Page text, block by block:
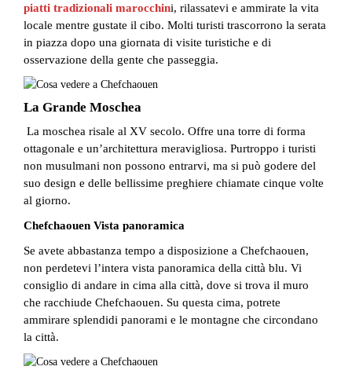
piatti tradizionali marocchini, rilassatevi e ammirate la vita
locale mentre gustate il cibo. Molti turisti trascorrono la serata
in piazza dopo una giornata di visite turistiche e di
osservazione della gente che passeggia.
La Grande Moschea
La moschea risale al XV secolo. Offre una torre di forma
ottagonale e un’architettura meravigliosa. Purtroppo i turisti
non musulmani non possono entrarvi, ma si può godere del
suo design e delle bellissime preghiere chiamate cinque volte
al giorno.
Chefchaouen Vista panoramica
Se avete abbastanza tempo a disposizione a Chefchaouen,
non perdetevi l’intera vista panoramica della città blu. Vi
consiglio di andare in cima alla città, dove si trova il muro
che racchiude Chefchaouen. Su questa cima, potrete
ammirare splendidi panorami e le montagne che circondano
la città.